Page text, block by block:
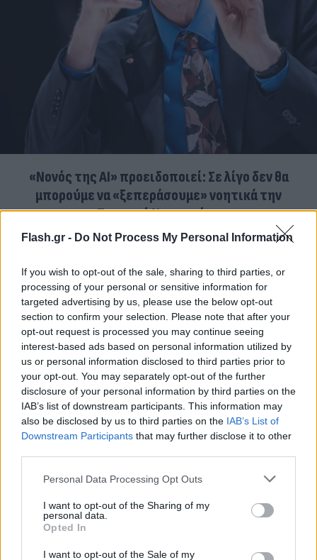
Flash.gr - Do Not Process My Personal Information
If you wish to opt-out of the sale, sharing to third parties, or
processing of your personal or sensitive information for
targeted advertising by us, please use the below opt-out
section to confirm your selection. Please note that after your
opt-out request is processed you may continue seeing
interest-based ads based on personal information utilized by
us or personal information disclosed to third parties prior to
your opt-out. You may separately opt-out of the further
disclosure of your personal information by third parties on the
IAB’s list of downstream participants. This information may
also be disclosed by us to third parties on the IAB’s List of
Downstream Participants that may further disclose it to other
Please note that this website/app uses one or more Google
not limited to your visit or usage behaviour. You may click to
grant or deny consent to Google and its third-party tags to
use your data for below specified purposes in below Google
consent section.
Personal Data Processing Opt Outs
I want to opt-out of the Sharing of my
personal data.
Opted In
I want to opt-out of the Sale of my
«Νονός της AI» προειδοποιεί: Σε λίγο δεν θα
μπορούμε να «ξεπεράσουμε» νοητικά την
Τεχνητή Νοημοσύνη
08.08.2026 ΧΡΙΣΤΌΔΟΥΛΟΣ ΣΚΟΎΝΤΑΣ